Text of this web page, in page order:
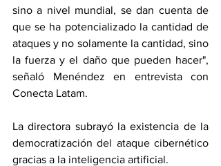
sino a nivel mundial, se dan cuenta de
que se ha potencializado la cantidad de
ataques y no solamente la cantidad, sino
la fuerza y el daño que pueden hacer",
señaló Menéndez en entrevista con
Conecta Latam.
La directora subrayó la existencia de la
democratización del ataque cibernético
gracias a la inteligencia artificial.